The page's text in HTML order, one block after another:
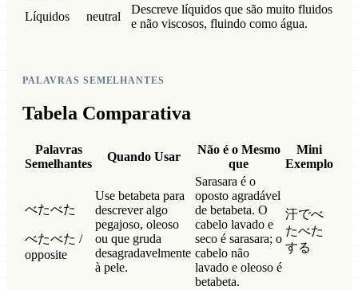
Líquidos
neutral
Descreve líquidos que são muito fluidos
e não viscosos, fluindo como água.
PALAVRAS SEMELHANTES
Tabela Comparativa
Palavras
Semelhantes
Quando Usar
Não é o Mesmo
que
Mini
Exemplo
べたべた
べたべた /
opposite
Use betabeta para
descrever algo
pegajoso, oleoso
ou que gruda
desagradavelmente
à pele.
Sarasara é o
oposto agradável
de betabeta. O
cabelo lavado e
seco é sarasara; o
cabelo não
lavado e oleoso é
betabeta.
汗でべ
たべた
する